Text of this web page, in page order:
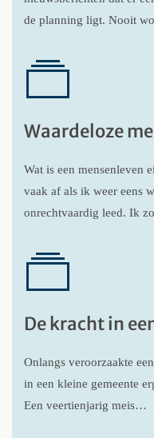
de planning ligt. Nooit
Waardeloze
Wat is een mensenleven
vaak af als ik weer eens
onrechtvaardig leed. Ik
De kracht in
Onlangs veroorzaakte
in een kleine gemeente
Een veertienjarig meis…